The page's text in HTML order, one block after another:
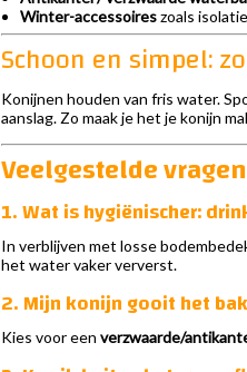
Winter-accessoireszoals
Schoon en simpel:
Konijnen houden van fris water.
aanslag. Zo maak je het je konijn
Veelgestelde
1. Wat is hygiënischer:
In verblijven met losse
het water vaker ververst.
2. Mijn konijn gooit het
Kies voor een verzwaarde/